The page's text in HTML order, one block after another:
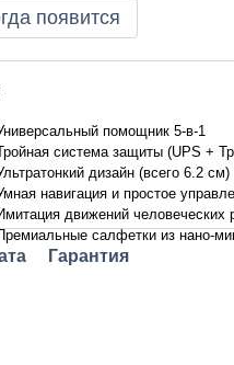
появится
помощник 5-в-1
система защиты (UPS +
дизайн (всего 6.2 см)
навигация и простое
движений человеческих
салфетки из нано-
Гарантия